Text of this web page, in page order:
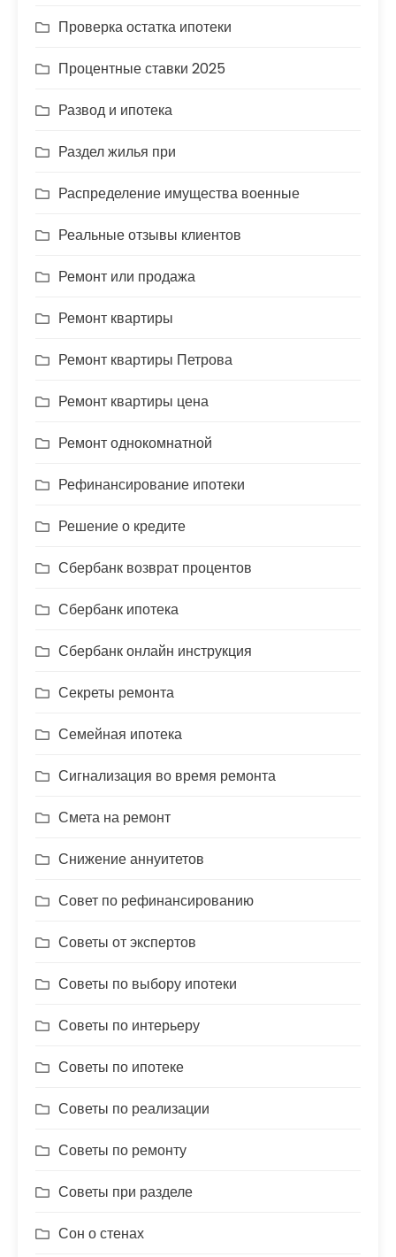
Проверка остатка ипотеки
Процентные ставки 2025
Развод и ипотека
Раздел жилья при
Распределение имущества военные
Реальные отзывы клиентов
Ремонт или продажа
Ремонт квартиры
Ремонт квартиры Петрова
Ремонт квартиры цена
Ремонт однокомнатной
Рефинансирование ипотеки
Решение о кредите
Сбербанк возврат процентов
Сбербанк ипотека
Сбербанк онлайн инструкция
Секреты ремонта
Семейная ипотека
Сигнализация во время ремонта
Смета на ремонт
Снижение аннуитетов
Совет по рефинансированию
Советы от экспертов
Советы по выбору ипотеки
Советы по интерьеру
Советы по ипотеке
Советы по реализации
Советы по ремонту
Советы при разделе
Сон о стенах